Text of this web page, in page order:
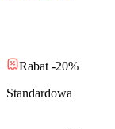
Rabat -20%
Standardowa